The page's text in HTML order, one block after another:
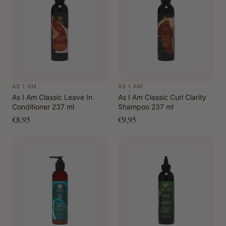
vochtbalans
*Resultaten gebaseerd op laboratoriumonderzoek met
regelmatig gebruik.
Hoe te gebruiken:
Breng de shampoo aan op de hoofdhuid, sectie voor
sectie.
Masseer zachtjes in om een rijke schuimlaag te
Conditioner.
AS I AM
As I Am Classic Leave In
Conditioner 237 ml
€8,95
AS I AM
As I Am Classic Curl Clarity
Shampoo 237 ml
€9,95